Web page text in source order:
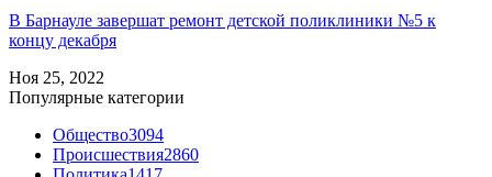
В Барнауле завершат ремонт детской поликлиники №5 к
концу декабря
Ноя 25, 2022
Популярные категории
Общество3094
Происшествия2860